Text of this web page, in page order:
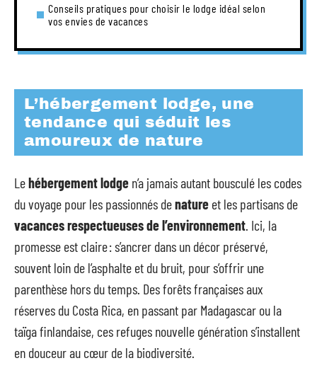
Conseils pratiques pour choisir le lodge idéal selon
vos envies de vacances
L’hébergement lodge, une
tendance qui séduit les
amoureux de nature
Lehébergement lodge n’a jamais autant bousculé les codes
du voyage pour les passionnés denature et les partisans de
vacances respectueuses de l’environnement . Ici, la
promesse est claire : s’ancrer dans un décor préservé,
souvent loin de l’asphalte et du bruit, pour s’offrir une
parenthèse hors du temps. Des forêts françaises aux
réserves du Costa Rica, en passant par Madagascar ou la
taïga finlandaise, ces refuges nouvelle génération s’installent
en douceur au cœur de la biodiversité.